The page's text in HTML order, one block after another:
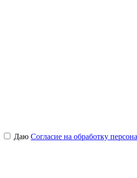
Даю Согласие на обработку